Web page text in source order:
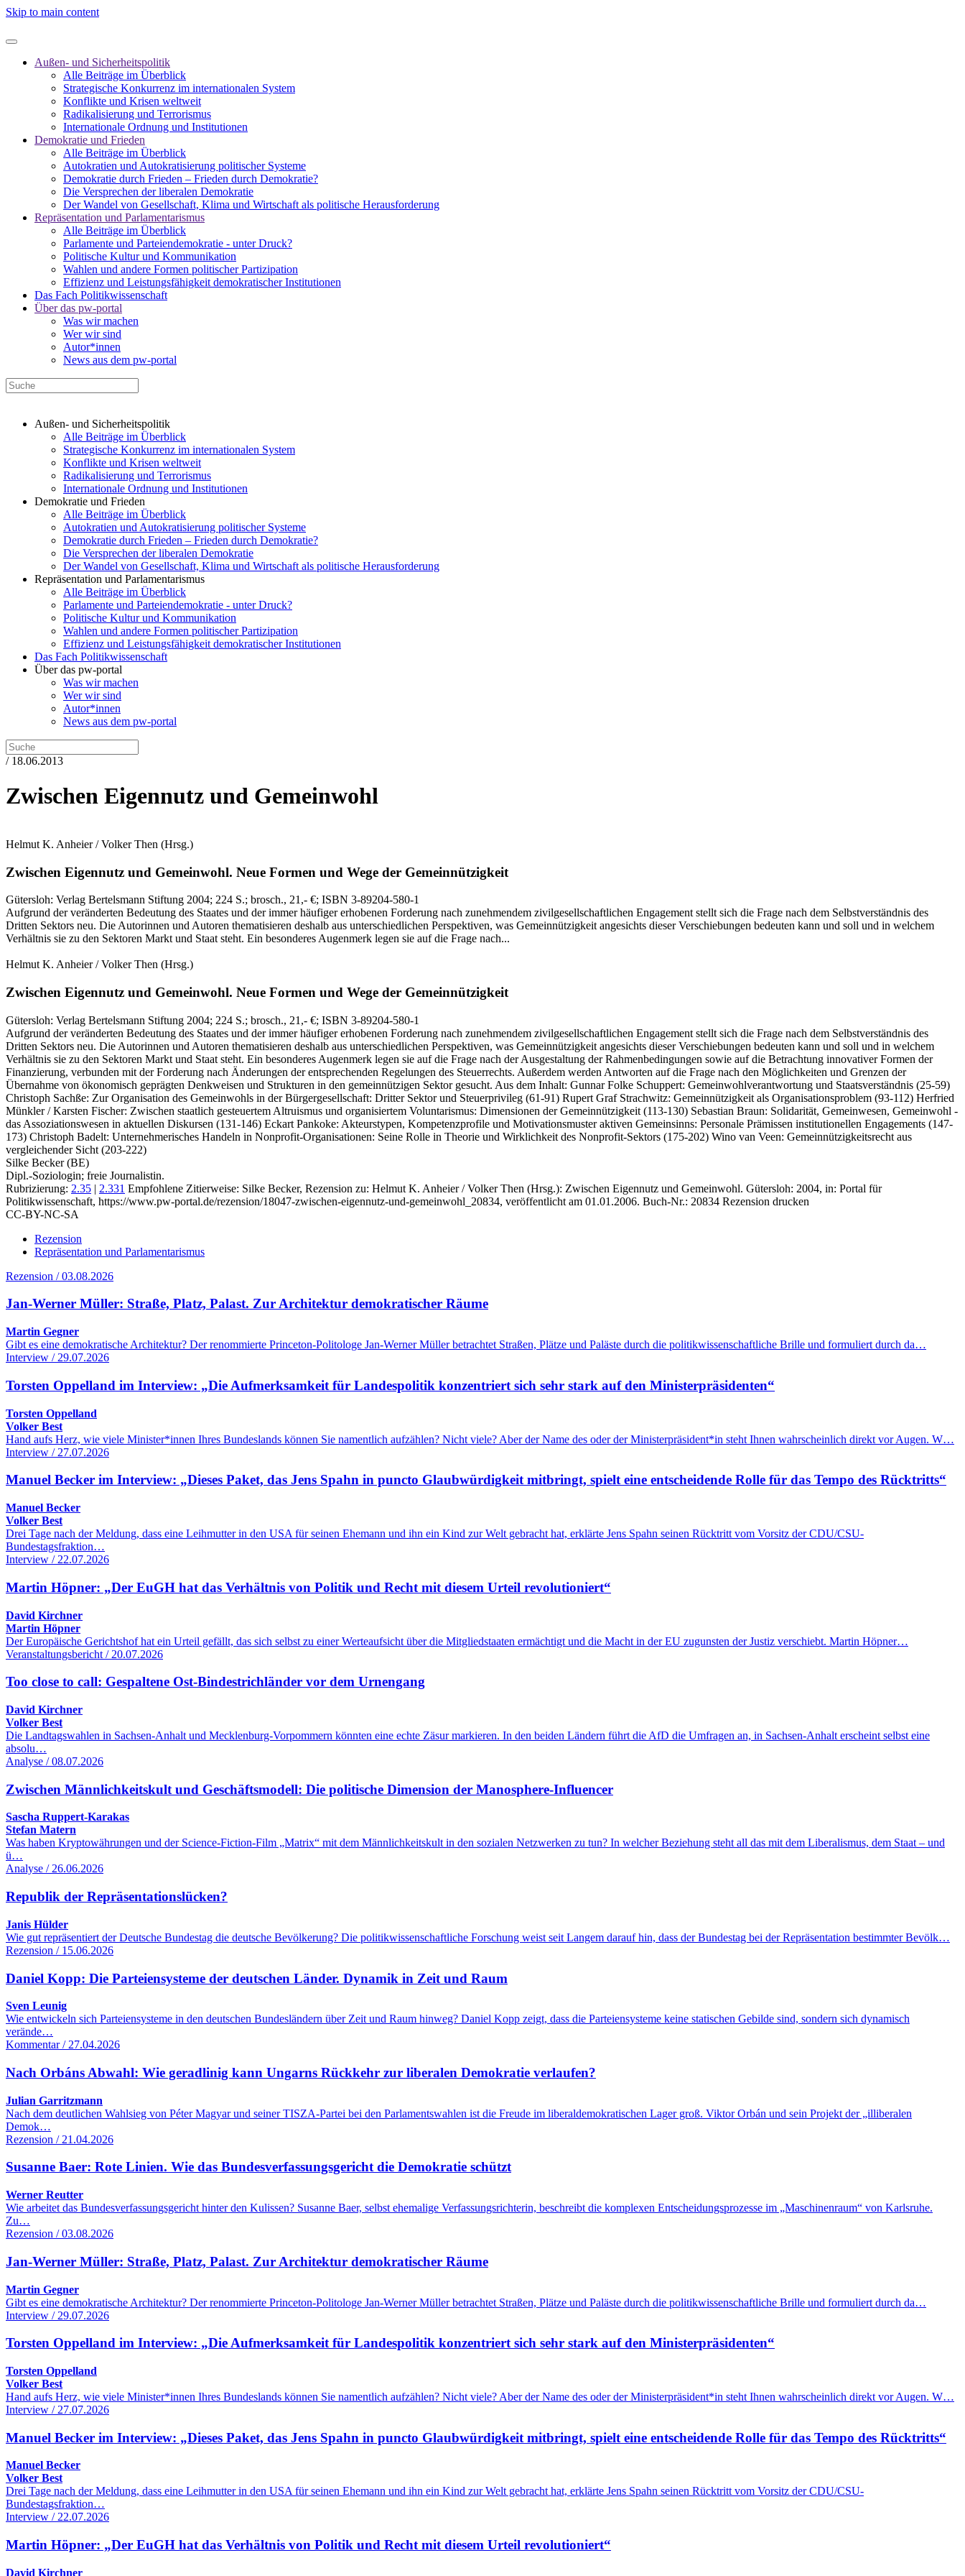
Skip to main content
Außen- und Sicherheitspolitik
Alle Beiträge im Überblick
Strategische Konkurrenz im internationalen System
Konflikte und Krisen weltweit
Radikalisierung und Terrorismus
Internationale Ordnung und Institutionen
Demokratie und Frieden
Alle Beiträge im Überblick
Autokratien und Autokratisierung politischer Systeme
Demokratie durch Frieden – Frieden durch Demokratie?
Die Versprechen der liberalen Demokratie
Der Wandel von Gesellschaft, Klima und Wirtschaft als politische Herausforderung
Repräsentation und Parlamentarismus
Alle Beiträge im Überblick
Parlamente und Parteiendemokratie - unter Druck?
Politische Kultur und Kommunikation
Wahlen und andere Formen politischer Partizipation
Effizienz und Leistungsfähigkeit demokratischer Institutionen
Das Fach Politikwissenschaft
Über das pw-portal
Was wir machen
Wer wir sind
Autor*innen
News aus dem pw-portal
Außen- und Sicherheitspolitik
Alle Beiträge im Überblick
Strategische Konkurrenz im internationalen System
Konflikte und Krisen weltweit
Radikalisierung und Terrorismus
Internationale Ordnung und Institutionen
Demokratie und Frieden
Alle Beiträge im Überblick
Autokratien und Autokratisierung politischer Systeme
Demokratie durch Frieden – Frieden durch Demokratie?
Die Versprechen der liberalen Demokratie
Der Wandel von Gesellschaft, Klima und Wirtschaft als politische Herausforderung
Repräsentation und Parlamentarismus
Alle Beiträge im Überblick
Parlamente und Parteiendemokratie - unter Druck?
Politische Kultur und Kommunikation
Wahlen und andere Formen politischer Partizipation
Effizienz und Leistungsfähigkeit demokratischer Institutionen
Das Fach Politikwissenschaft
Über das pw-portal
Was wir machen
Wer wir sind
Autor*innen
News aus dem pw-portal
/ 18.06.2013
Zwischen Eigennutz und Gemeinwohl
Helmut K. Anheier / Volker Then (Hrsg.)
Zwischen Eigennutz und Gemeinwohl. Neue Formen und Wege der Gemeinnützigkeit
Gütersloh: Verlag Bertelsmann Stiftung 2004; 224 S.; brosch., 21,- €; ISBN 3-89204-580-1
Aufgrund der veränderten Bedeutung des Staates und der immer häufiger erhobenen Forderung nach zunehmendem zivilgesellschaftlichen Engagement stellt sich die Frage nach dem Selbstverständnis des
Dritten Sektors neu. Die Autorinnen und Autoren thematisieren deshalb aus unterschiedlichen Perspektiven, was Gemeinnützigkeit angesichts dieser Verschiebungen bedeuten kann und soll und in welchem
Verhältnis sie zu den Sektoren Markt und Staat steht. Ein besonderes Augenmerk legen sie auf die Frage nach...
Helmut K. Anheier / Volker Then (Hrsg.)
Zwischen Eigennutz und Gemeinwohl. Neue Formen und Wege der Gemeinnützigkeit
Gütersloh: Verlag Bertelsmann Stiftung 2004; 224 S.; brosch., 21,- €; ISBN 3-89204-580-1
Aufgrund der veränderten Bedeutung des Staates und der immer häufiger erhobenen Forderung nach zunehmendem zivilgesellschaftlichen Engagement stellt sich die Frage nach dem Selbstverständnis des
Dritten Sektors neu. Die Autorinnen und Autoren thematisieren deshalb aus unterschiedlichen Perspektiven, was Gemeinnützigkeit angesichts dieser Verschiebungen bedeuten kann und soll und in welchem
Verhältnis sie zu den Sektoren Markt und Staat steht. Ein besonderes Augenmerk legen sie auf die Frage nach der Ausgestaltung der Rahmenbedingungen sowie auf die Betrachtung innovativer Formen der
Finanzierung, verbunden mit der Forderung nach Änderungen der entsprechenden Regelungen des Steuerrechts. Außerdem werden Antworten auf die Frage nach den Möglichkeiten und Grenzen der
Übernahme von ökonomisch geprägten Denkweisen und Strukturen in den gemeinnützigen Sektor gesucht. Aus dem Inhalt: Gunnar Folke Schuppert: Gemeinwohlverantwortung und Staatsverständnis (25-59)
Christoph Sachße: Zur Organisation des Gemeinwohls in der Bürgergesellschaft: Dritter Sektor und Steuerprivileg (61-91) Rupert Graf Strachwitz: Gemeinnützigkeit als Organisationsproblem (93-112) Herfried
Münkler / Karsten Fischer: Zwischen staatlich gesteuertem Altruismus und organisiertem Voluntarismus: Dimensionen der Gemeinnützigkeit (113-130) Sebastian Braun: Solidarität, Gemeinwesen, Gemeinwohl -
das Assoziationswesen in aktuellen Diskursen (131-146) Eckart Pankoke: Akteurstypen, Kompetenzprofile und Motivationsmuster aktiven Gemeinsinns: Personale Prämissen institutionellen Engagements (147-
173) Christoph Badelt: Unternehmerisches Handeln in Nonprofit-Organisationen: Seine Rolle in Theorie und Wirklichkeit des Nonprofit-Sektors (175-202) Wino van Veen: Gemeinnützigkeitsrecht aus
vergleichender Sicht (203-222)
Silke Becker (BE)
Dipl.-Soziologin; freie Journalistin.
Rubrizierung: 2.35 | 2.331 Empfohlene Zitierweise: Silke Becker, Rezension zu: Helmut K. Anheier / Volker Then (Hrsg.): Zwischen Eigennutz und Gemeinwohl. Gütersloh: 2004, in: Portal für
Politikwissenschaft, https://www.pw-portal.de/rezension/18047-zwischen-eigennutz-und-gemeinwohl_20834, veröffentlicht am 01.01.2006. Buch-Nr.: 20834 Rezension drucken
CC-BY-NC-SA
Rezension
Repräsentation und Parlamentarismus
Rezension / 03.08.2026
Jan-Werner Müller: Straße, Platz, Palast. Zur Architektur demokratischer Räume
Martin Gegner
Gibt es eine demokratische Architektur? Der renommierte Princeton-Politologe Jan-Werner Müller betrachtet Straßen, Plätze und Paläste durch die politikwissenschaftliche Brille und formuliert durch da…
Interview / 29.07.2026
Torsten Oppelland im Interview: „Die Aufmerksamkeit für Landespolitik konzentriert sich sehr stark auf den Ministerpräsidenten“
Torsten Oppelland
Volker Best
Hand aufs Herz, wie viele Minister*innen Ihres Bundeslands können Sie namentlich aufzählen? Nicht viele? Aber der Name des oder der Ministerpräsident*in steht Ihnen wahrscheinlich direkt vor Augen. W…
Interview / 27.07.2026
Manuel Becker im Interview: „Dieses Paket, das Jens Spahn in puncto Glaubwürdigkeit mitbringt, spielt eine entscheidende Rolle für das Tempo des Rücktritts“
Manuel Becker
Volker Best
Drei Tage nach der Meldung, dass eine Leihmutter in den USA für seinen Ehemann und ihn ein Kind zur Welt gebracht hat, erklärte Jens Spahn seinen Rücktritt vom Vorsitz der CDU/CSU-
Bundestagsfraktion…
Interview / 22.07.2026
Martin Höpner: „Der EuGH hat das Verhältnis von Politik und Recht mit diesem Urteil revolutioniert“
David Kirchner
Martin Höpner
Der Europäische Gerichtshof hat ein Urteil gefällt, das sich selbst zu einer Werteaufsicht über die Mitgliedstaaten ermächtigt und die Macht in der EU zugunsten der Justiz verschiebt. Martin Höpner…
Veranstaltungsbericht / 20.07.2026
Too close to call: Gespaltene Ost-Bindestrichländer vor dem Urnengang
David Kirchner
Volker Best
Die Landtagswahlen in Sachsen-Anhalt und Mecklenburg-Vorpommern könnten eine echte Zäsur markieren. In den beiden Ländern führt die AfD die Umfragen an, in Sachsen-Anhalt erscheint selbst eine
absolu…
Analyse / 08.07.2026
Zwischen Männlichkeitskult und Geschäftsmodell: Die politische Dimension der Manosphere-Influencer
Sascha Ruppert-Karakas
Stefan Matern
Was haben Kryptowährungen und der Science-Fiction-Film „Matrix“ mit dem Männlichkeitskult in den sozialen Netzwerken zu tun? In welcher Beziehung steht all das mit dem Liberalismus, dem Staat – und
ü…
Analyse / 26.06.2026
Republik der Repräsentationslücken?
Janis Hülder
Wie gut repräsentiert der Deutsche Bundestag die deutsche Bevölkerung? Die politikwissenschaftliche Forschung weist seit Langem darauf hin, dass der Bundestag bei der Repräsentation bestimmter Bevölk…
Rezension / 15.06.2026
Daniel Kopp: Die Parteiensysteme der deutschen Länder. Dynamik in Zeit und Raum
Sven Leunig
Wie entwickeln sich Parteiensysteme in den deutschen Bundesländern über Zeit und Raum hinweg? Daniel Kopp zeigt, dass die Parteiensysteme keine statischen Gebilde sind, sondern sich dynamisch
verände…
Kommentar / 27.04.2026
Nach Orbáns Abwahl: Wie geradlinig kann Ungarns Rückkehr zur liberalen Demokratie verlaufen?
Julian Garritzmann
Nach dem deutlichen Wahlsieg von Péter Magyar und seiner TISZA-Partei bei den Parlamentswahlen ist die Freude im liberaldemokratischen Lager groß. Viktor Orbán und sein Projekt der „illiberalen
Demok…
Rezension / 21.04.2026
Susanne Baer: Rote Linien. Wie das Bundesverfassungsgericht die Demokratie schützt
Werner Reutter
Wie arbeitet das Bundesverfassungsgericht hinter den Kulissen? Susanne Baer, selbst ehemalige Verfassungsrichterin, beschreibt die komplexen Entscheidungsprozesse im „Maschinenraum“ von Karlsruhe.
Zu…
Rezension / 03.08.2026
Jan-Werner Müller: Straße, Platz, Palast. Zur Architektur demokratischer Räume
Martin Gegner
Gibt es eine demokratische Architektur? Der renommierte Princeton-Politologe Jan-Werner Müller betrachtet Straßen, Plätze und Paläste durch die politikwissenschaftliche Brille und formuliert durch da…
Interview / 29.07.2026
Torsten Oppelland im Interview: „Die Aufmerksamkeit für Landespolitik konzentriert sich sehr stark auf den Ministerpräsidenten“
Torsten Oppelland
Volker Best
Hand aufs Herz, wie viele Minister*innen Ihres Bundeslands können Sie namentlich aufzählen? Nicht viele? Aber der Name des oder der Ministerpräsident*in steht Ihnen wahrscheinlich direkt vor Augen. W…
Interview / 27.07.2026
Manuel Becker im Interview: „Dieses Paket, das Jens Spahn in puncto Glaubwürdigkeit mitbringt, spielt eine entscheidende Rolle für das Tempo des Rücktritts“
Manuel Becker
Volker Best
Drei Tage nach der Meldung, dass eine Leihmutter in den USA für seinen Ehemann und ihn ein Kind zur Welt gebracht hat, erklärte Jens Spahn seinen Rücktritt vom Vorsitz der CDU/CSU-
Bundestagsfraktion…
Interview / 22.07.2026
Martin Höpner: „Der EuGH hat das Verhältnis von Politik und Recht mit diesem Urteil revolutioniert“
David Kirchner